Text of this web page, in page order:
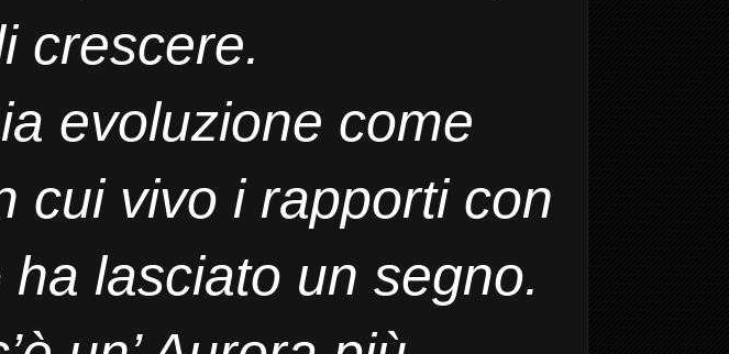
crescere.
evoluzione come
cui vivo i rapporti con
lasciato un segno.